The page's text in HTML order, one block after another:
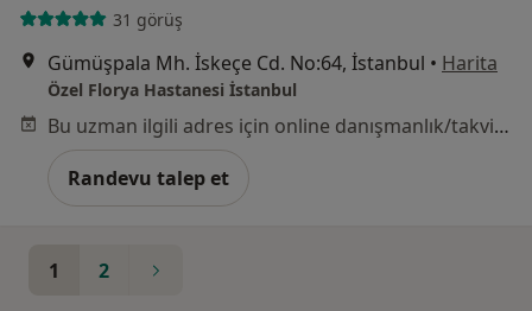
31 görüş
Gümüşpala Mh. İskeçe Cd. No:64, İstanbul • Harita
Özel Florya Hastanesi İstanbul
Bu uzman ilgili adres için online danışmanlık/takvim sunmuyor.
Randevu talep et
1 2